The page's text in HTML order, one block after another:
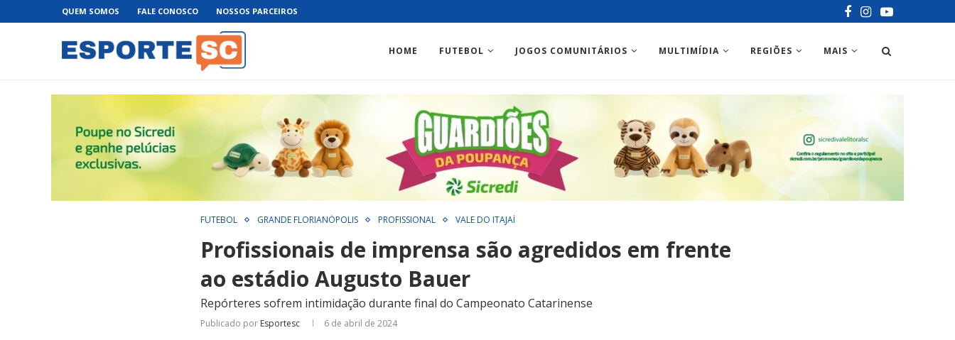
QUEM SOMOS FALE CONOSCO NOSSOS PARCEIROS
HOME FUTEBOL JOGOS COMUNITÁRIOS MULTIMÍDIA REGIÕES MAIS
FUTEBOL GRANDE FLORIANÓPOLIS PROFISSIONAL VALE DO ITAJAÍ
Profissionais de imprensa são agredidos em frente
ao estádio Augusto Bauer
Repórteres sofrem intimidação durante final do Campeonato Catarinense
Publicado por Esportesc 6 de abril de 2024